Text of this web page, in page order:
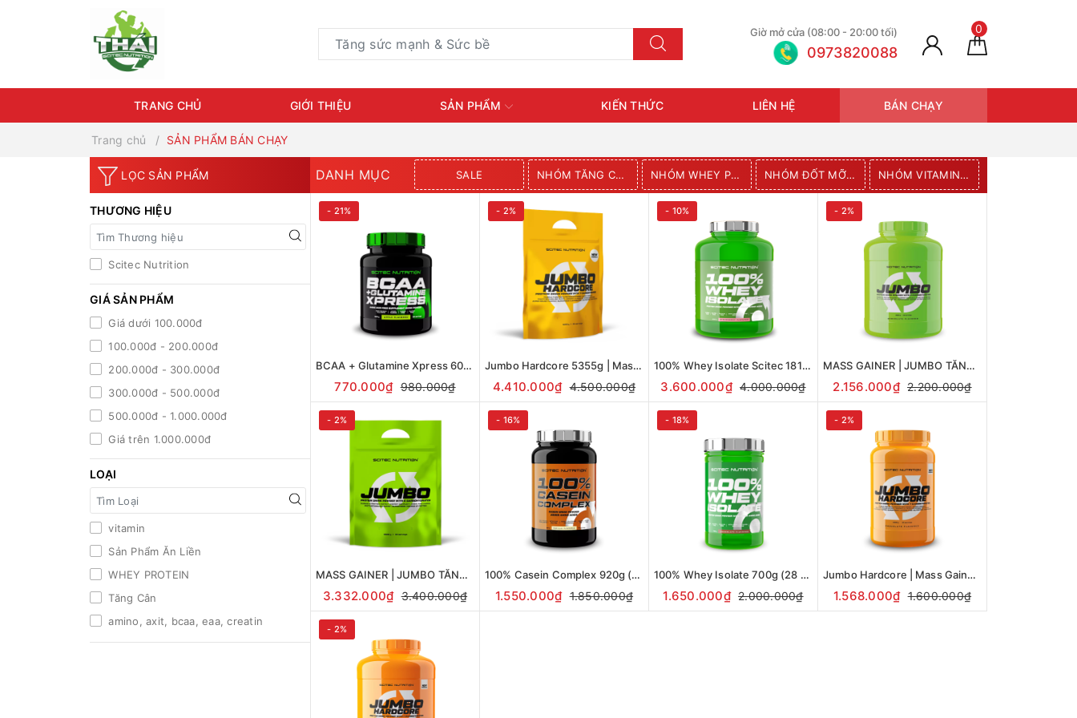
0
Giờ mở cửa (08:00 - 20:00 tối)
0973820088
TRANG CHỦ GIỚI THIỆU SẢN PHẨM KIẾN THỨC LIÊN HỆ BÁN CHẠY
Trang chủ SẢN PHẨM BÁN CHẠY
LỌC SẢN PHẨM
THƯƠNG HIỆU
Scitec Nutrition
GIÁ SẢN PHẨM
Giá dưới 100.000đ
100.000đ - 200.000đ
200.000đ - 300.000đ
300.000đ - 500.000đ
500.000đ - 1.000.000đ
Giá trên 1.000.000đ
LOẠI
vitamin
Sản Phẩm Ăn Liền
WHEY PROTEIN
Tăng Cân
amino, axit, bcaa, eaa, creatin
DANH MỤC SALE NHÓM TĂNG CÂN NHÓM WHEY PROTEIN NHÓM ĐỐT MỠ GIẢM CÂN NHÓM VITAMIN VÀ KHOÁNG CHẤT
- 21%
BCAA + Glutamine Xpress 600g
770.000₫ 980.000₫
- 2%
Jumbo Hardcore 5355g | Mass Gainer tăng cân, tăng cơ
4.410.000₫ 4.500.000₫
- 10%
100% Whey Isolate Scitec 1816g (72 Servings)
3.600.000₫ 4.000.000₫
- 2%
MASS GAINER | JUMBO TĂNG CÂN NHANH 3520g
2.156.000₫ 2.200.000₫
- 2%
MASS GAINER | JUMBO TĂNG CÂN NHANH 6600g
3.332.000₫ 3.400.000₫
- 16%
100% Casein Complex 920g (30 servings) | Scitec Nutrition
1.550.000₫ 1.850.000₫
- 18%
100% Whey Isolate 700g (28 servings) | Scitec Nutrition
1.650.000₫ 2.000.000₫
- 2%
Jumbo Hardcore | Mass Gainer tăng cân, tăng cơ 1530g
1.568.000₫ 1.600.000₫
- 2%